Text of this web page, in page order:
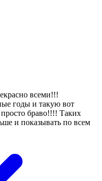
всеми!!!
годы и такую вот
браво!!!! Таких
и показывать по всем